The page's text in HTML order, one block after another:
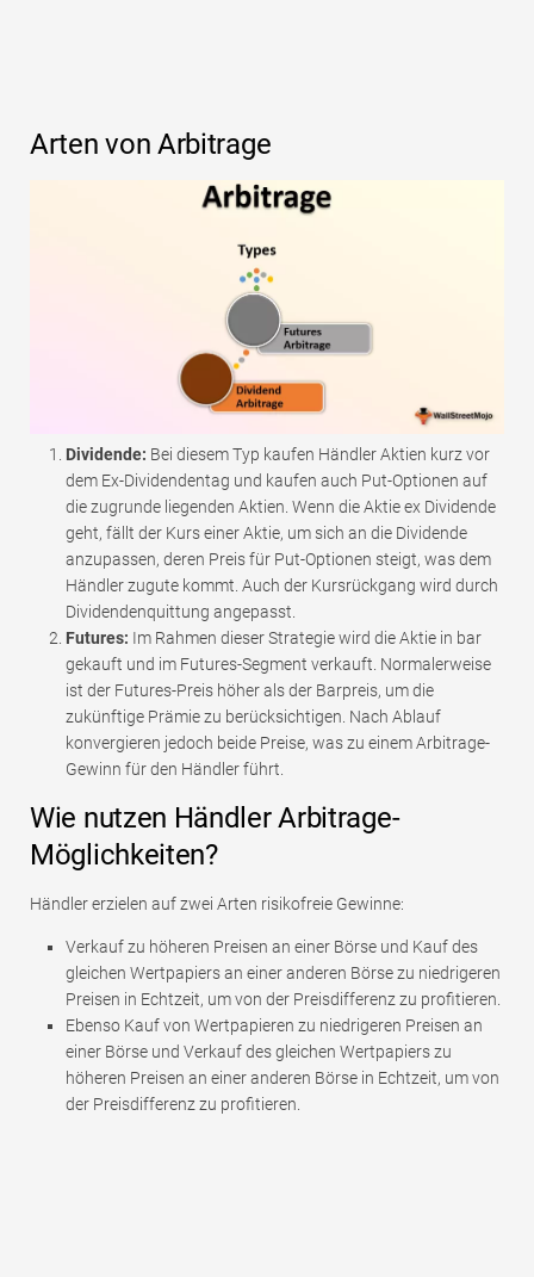
Arten von Arbitrage
Dividende: Bei diesem Typ kaufen Händler Aktien kurz vor
dem Ex-Dividendentag und kaufen auch Put-Optionen auf
die zugrunde liegenden Aktien. Wenn die Aktie ex Dividende
geht, fällt der Kurs einer Aktie, um sich an die Dividende
anzupassen, deren Preis für Put-Optionen steigt, was dem
Händler zugute kommt. Auch der Kursrückgang wird durch
Dividendenquittung angepasst.
Futures: Im Rahmen dieser Strategie wird die Aktie in bar
gekauft und im Futures-Segment verkauft. Normalerweise
ist der Futures-Preis höher als der Barpreis, um die
zukünftige Prämie zu berücksichtigen. Nach Ablauf
konvergieren jedoch beide Preise, was zu einem Arbitrage-
Gewinn für den Händler führt.
Wie nutzen Händler Arbitrage-
Möglichkeiten?
Händler erzielen auf zwei Arten risikofreie Gewinne:
Verkauf zu höheren Preisen an einer Börse und Kauf des
gleichen Wertpapiers an einer anderen Börse zu niedrigeren
Preisen in Echtzeit, um von der Preisdifferenz zu profitieren.
Ebenso Kauf von Wertpapieren zu niedrigeren Preisen an
einer Börse und Verkauf des gleichen Wertpapiers zu
höheren Preisen an einer anderen Börse in Echtzeit, um von
der Preisdifferenz zu profitieren.